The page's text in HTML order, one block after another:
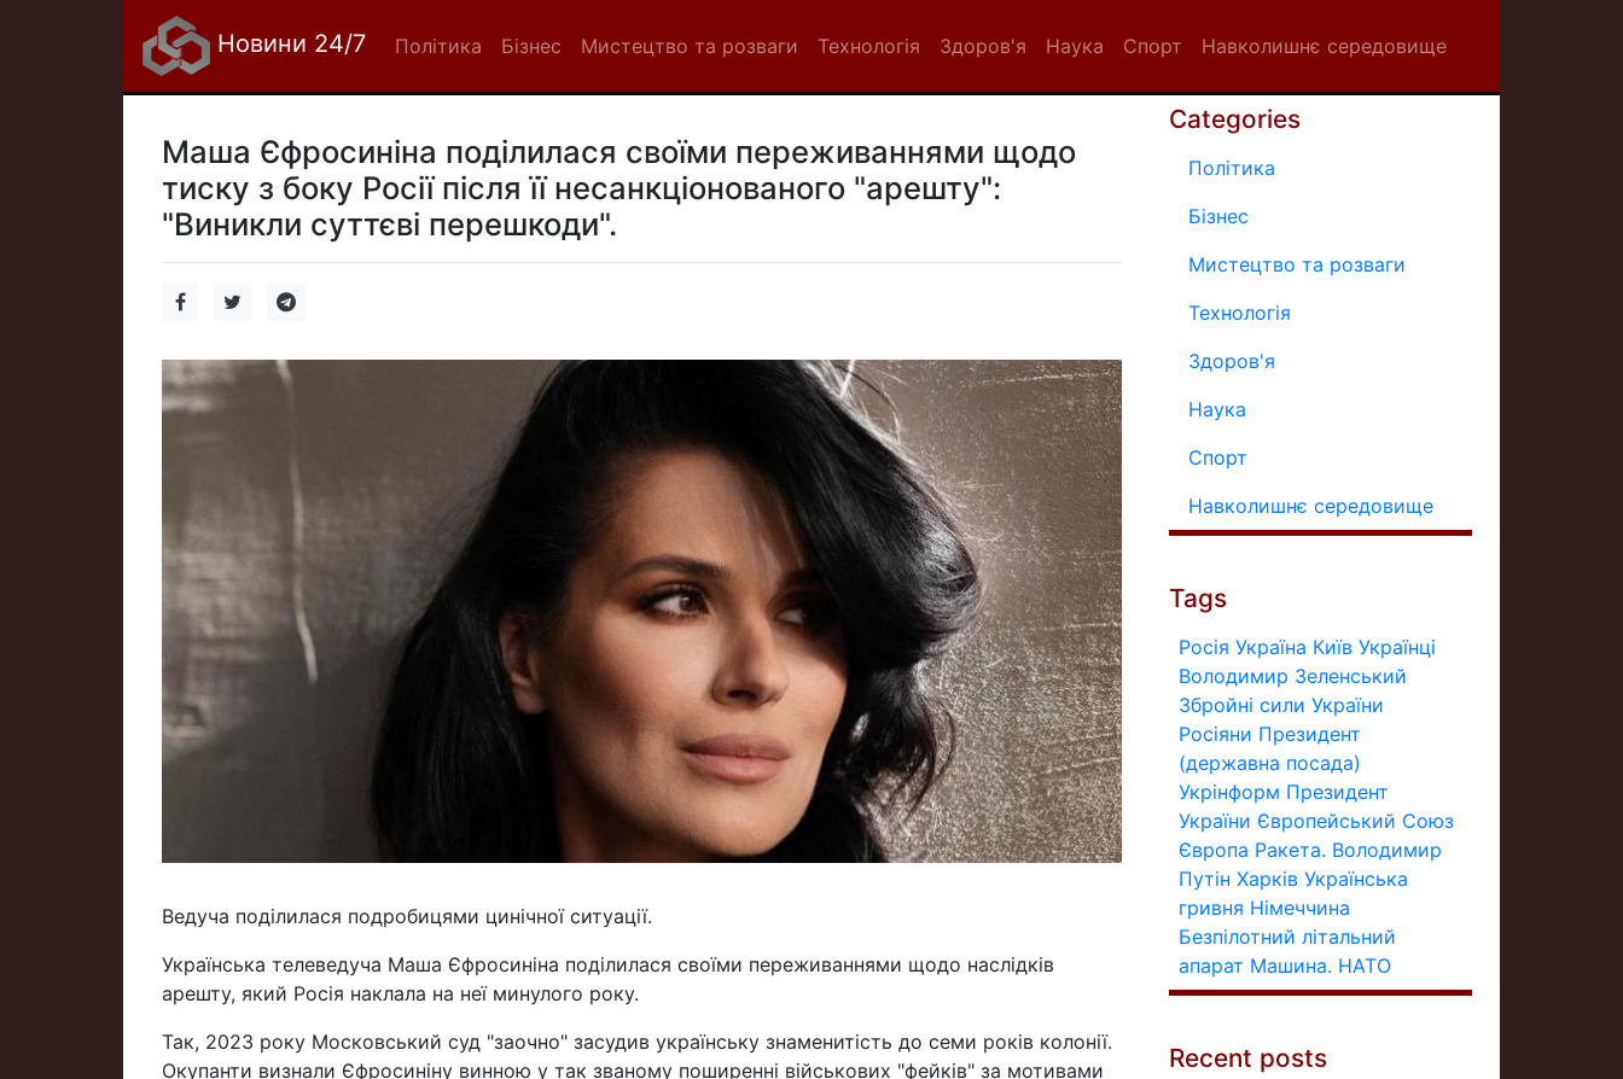
Новини 24/7 Політика Бізнес Мистецтво та розваги Технологія Здоров'я Наука Спорт Навколишнє середовище
Маша Єфросиніна поділилася своїми переживаннями щодо
тиску з боку Росії після її несанкціонованого "арешту":
"Виникли суттєві перешкоди".
Ведуча поділилася подробицями цинічної ситуації.
Українська телеведуча Маша Єфросиніна поділилася своїми переживаннями щодо наслідків
арешту, який Росія наклала на неї минулого року.
Так, 2023 року Московський суд "заочно" засудив українську знаменитість до семи років колонії.
Окупанти визнали Єфросиніну винною у так званому поширенні військових "фейків" за мотивами
Categories
Політика
Бізнес
Мистецтво та розваги
Технологія
Здоров'я
Наука
Спорт
Навколишнє середовище
Tags
Росія Україна Київ Українці
Володимир Зеленський
Збройні сили України
Росіяни Президент
(державна посада)
Укрінформ Президент
України Європейський Союз
Європа Ракета. Володимир
Путін Харків Українська
гривня Німеччина
Безпілотний літальний
апарат Машина. НАТО
Recent posts